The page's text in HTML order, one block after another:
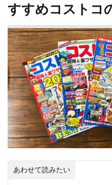
すすめコストコ
あわせて読みたい